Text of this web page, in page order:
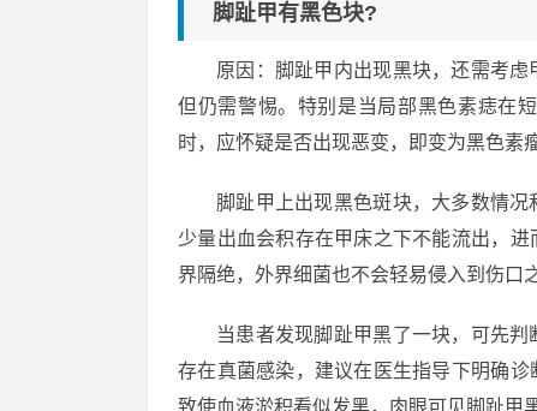
脚趾甲有黑色块?
原因：脚趾甲内出现黑块，还需考虑
但仍需警惕。特别是当局部黑色素痣在
时，应怀疑是否出现恶变，即变为黑色素瘤
脚趾甲上出现黑色斑块，大多数情况
少量出血会积存在甲床之下不能流出，
界隔绝，外界细菌也不会轻易侵入到伤口
当患者发现脚趾甲黑了一块，可先
存在真菌感染，建议在医生指导下明确
致使血液淤积看似发黑，肉眼可见脚趾甲黑